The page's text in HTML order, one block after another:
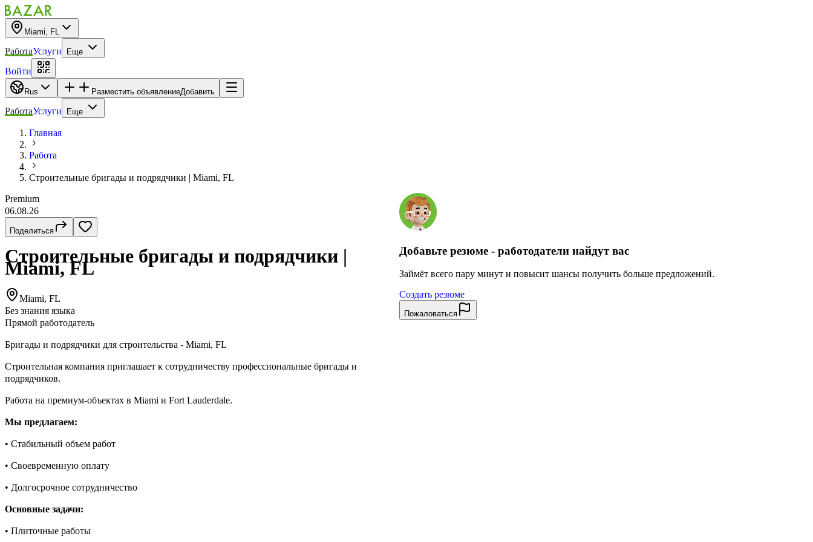
Miami, FL
РаботаУслуги Еще
Войти
Rus Разместить объявлениеДобавить
РаботаУслуги Еще
Главная
Работа
Строительные бригады и подрядчики | Miami, FL
Premium
06.08.26
Поделиться
Строительные бригады и подрядчики |
Miami, FL
Miami, FL
Без знания языка
Прямой работодатель
Бригады и подрядчики для строительства - Miami, FL
Строительная компания приглашает к сотрудничеству профессиональные бригады и
подрядчиков.
Работа на премиум-объектах в Miami и Fort Lauderdale.
Мы предлагаем:
• Стабильный объем работ
• Своевременную оплату
• Долгосрочное сотрудничество
Основные задачи:
• Плиточные работы
Добавьте резюме - работодатели найдут вас
Займёт всего пару минут и повысит шансы получить больше предложений.
Создать резюме
Пожаловаться